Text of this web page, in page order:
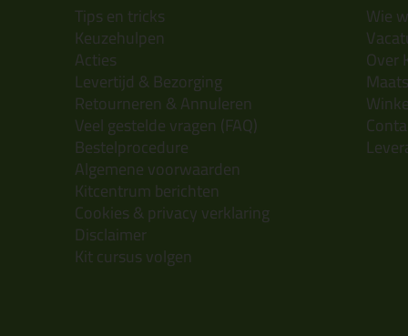
Tips en tricks
Keuzehulpen
Acties
Levertijd & Bezorging
Retourneren & Annuleren
Veel gestelde vragen (FAQ)
Bestelprocedure
Algemene voorwaarden
Kitcentrum berichten
Cookies & privacy verklaring
Disclaimer
Kit cursus volgen
Wie
Over